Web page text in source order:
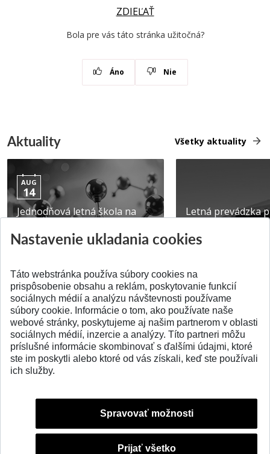
ZDIEĽAŤ
Bola pre vás táto stránka užitočná?
Áno Nie
Aktuality Všetky aktuality
AUG
14
Jednodňová letná škola na
Pridané 28.07.2026
Letná prevádzka
Pridané 23.06.2026
SPÄŤ NA VRCH
Nastavenie ukladania cookies
Táto webstránka používa súbory cookies na
prispôsobenie obsahu a reklám, poskytovanie funkcií
sociálnych médií a analýzu návštevnosti používame
súbory cookie. Informácie o tom, ako používate naše
webové stránky, poskytujeme aj našim partnerom v oblasti
sociálnych médií, inzercie a analýzy. Títo partneri môžu
príslušné informácie skombinovať s ďalšími údajmi, ktoré
ste im poskytli alebo ktoré od vás získali, keď ste používali
ich služby.
Spravovať možnosti
Prijať všetko